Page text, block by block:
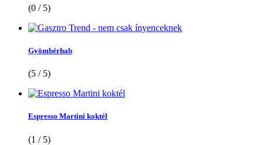
(0 / 5)
Gyömbérhab
(5 / 5)
Espresso Martini koktél
(1 / 5)